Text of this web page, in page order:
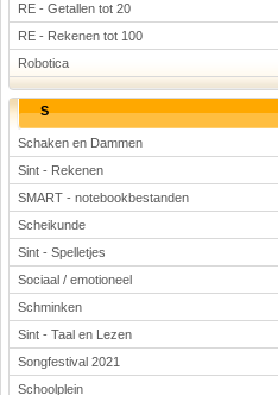
RE - Getallen tot 20
RE - Rekenen tot 100
Robotica
S
Schaken en Dammen
Sint - Rekenen
SMART - notebookbestanden
Scheikunde
Sint - Spelletjes
Sociaal / emotioneel
Schminken
Sint - Taal en Lezen
Songfestival 2021
Schoolplein